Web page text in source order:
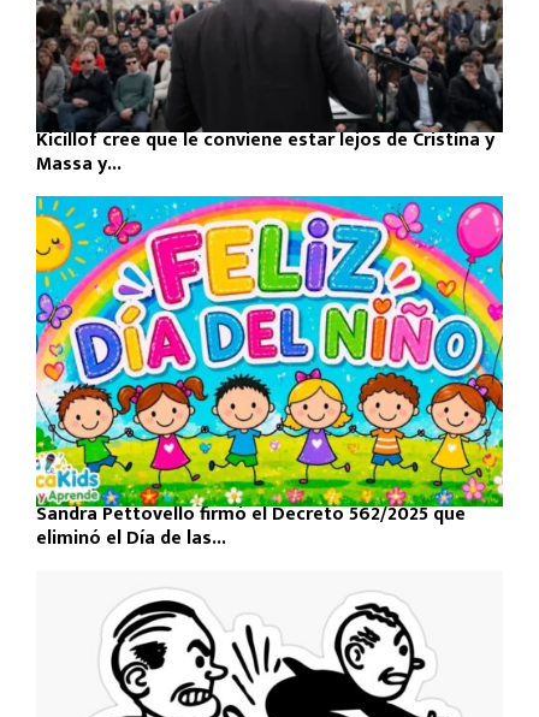
Kicillof cree que le conviene estar lejos de Cristina y
Massa y...
Sandra Pettovello firmó el Decreto 562/2025 que
eliminó el Día de las...